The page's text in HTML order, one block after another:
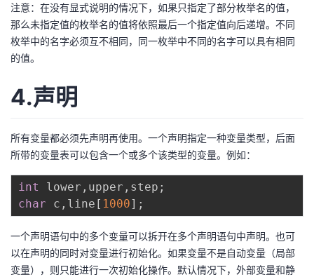
注意：在没有显式说明的情况下，如果只指定了部分枚举名的值，
那么未指定值的枚举名的值将依照最后一个指定值向后递增。不同
枚举中的名字必须互不相同，同一枚举中不同的名字可以具有相同
的值。
4.声明
所有变量都必须先声明再使用。一个声明指定一种变量类型，后面
所带的变量表可以包含一个或多个该类型的变量。例如：
int lower , upper , step ;
char c , line [ 1000] ;
一个声明语句中的多个变量可以拆开在多个声明语句中声明。也可
以在声明的同时对变量进行初始化。如果变量不是自动变量（局部
变量），则只能进行一次初始化操作。默认情况下，外部变量和静